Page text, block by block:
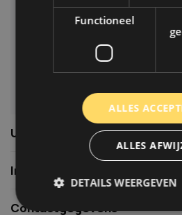
Veelgestelde vragen
06-39119169
info@autoklusser.nl
Usefull links
Informatie
Contactgegevens
Functioneel
ALLES
ALLES
DETAILS WEERGEVEN